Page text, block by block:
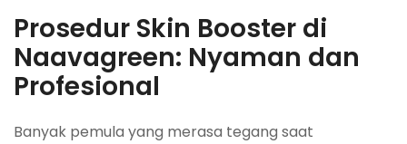
Prosedur Skin Booster di
Naavagreen: Nyaman dan
Profesional
Banyak pemula yang merasa tegang saat